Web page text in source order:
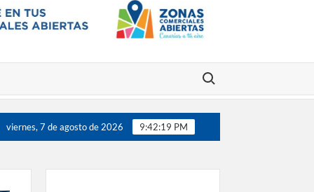
Buscar:
Víctor González destaca el papel del deporte como
viernes, 7 de agosto de 2026 9:42:20 PM